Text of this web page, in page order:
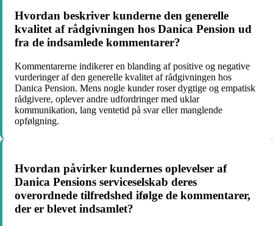
Hvordan beskriver kunderne den generelle
kvalitet af rådgivningen hos Danica Pension ud
fra de indsamlede kommentarer?
Kommentarerne indikerer en blanding af positive og negative
vurderinger af den generelle kvalitet af rådgivningen hos
Danica Pension. Mens nogle kunder roser dygtige og empatisk
rådgivere, oplever andre udfordringer med uklar
kommunikation, lang ventetid på svar eller manglende
opfølgning.
Hvordan påvirker kundernes oplevelser af
Danica Pensions serviceselskab deres
overordnede tilfredshed ifølge de kommentarer,
der er blevet indsamlet?